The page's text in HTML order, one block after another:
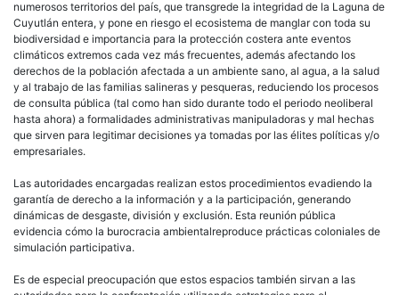
numerosos territorios del país, que transgrede la integridad de la Laguna de
Cuyutlán entera, y pone en riesgo el ecosistema de manglar con toda su
biodiversidad e importancia para la protección costera ante eventos
climáticos extremos cada vez más frecuentes, además afectando los
derechos de la población afectada a un ambiente sano, al agua, a la salud
y al trabajo de las familias salineras y pesqueras, reduciendo los procesos
de consulta pública (tal como han sido durante todo el periodo neoliberal
hasta ahora) a formalidades administrativas manipuladoras y mal hechas
que sirven para legitimar decisiones ya tomadas por las élites políticas y/o
empresariales.
Las autoridades encargadas realizan estos procedimientos evadiendo la
garantía de derecho a la información y a la participación, generando
dinámicas de desgaste, división y exclusión. Esta reunión pública
evidencia cómo la burocracia ambientalreproduce prácticas coloniales de
simulación participativa.
Es de especial preocupación que estos espacios también sirvan a las